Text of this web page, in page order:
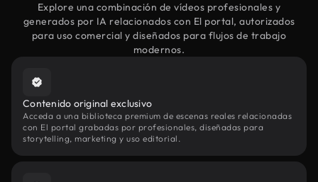
Explore una combinación de vídeos profesionales y
generados por IA relacionados con El portal, autorizados
para uso comercial y diseñados para flujos de trabajo
modernos.
Contenido original exclusivo
Acceda a una biblioteca premium de escenas reales relacionadas
con El portal grabadas por profesionales, diseñadas para
storytelling, marketing y uso editorial.